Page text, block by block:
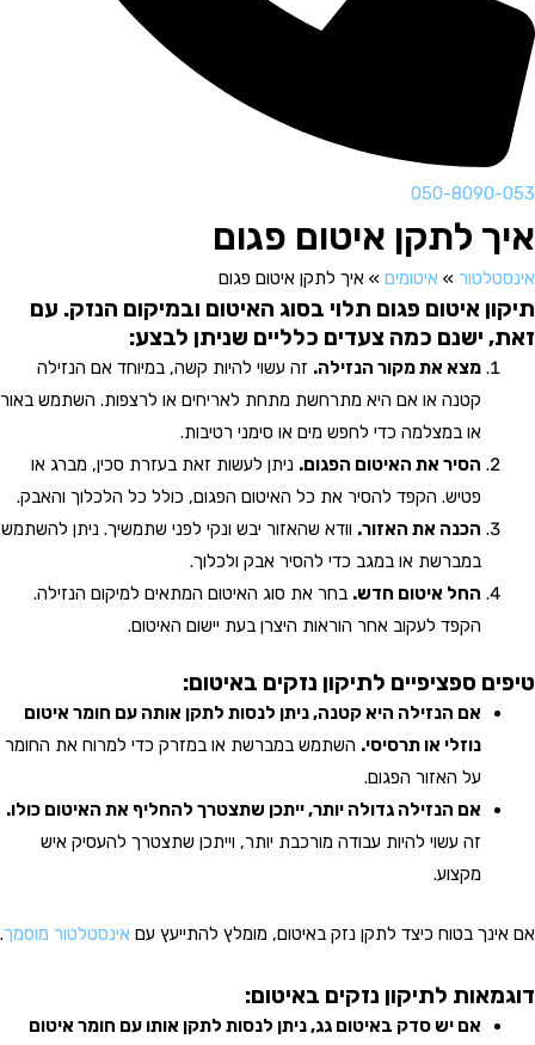
050-8090-053
איך לתקן איטום פגום
אינסטלטור » איטומים » איך לתקן איטום פגום
תיקון איטום פגום תלוי בסוג האיטום ובמיקום הנזק. עם
זאת, ישנם כמה צעדים כלליים שניתן לבצע:
מצא את מקור הנזילה. זה עשוי להיות קשה, במיוחד אם הנזילה
קטנה או אם היא מתרחשת מתחת לאריחים או לרצפות. השתמש באור
או במצלמה כדי לחפש מים או סימני רטיבות.
הסיר את האיטום הפגום. ניתן לעשות זאת בעזרת סכין, מברג או
פטיש. הקפד להסיר את כל האיטום הפגום, כולל כל הלכלוך והאבק.
הכנה את האזור. וודא שהאזור יבש ונקי לפני שתמשיך. ניתן להשתמש
במברשת או במגב כדי להסיר אבק ולכלוך.
החל איטום חדש. בחר את סוג האיטום המתאים למיקום הנזילה.
הקפד לעקוב אחר הוראות היצרן בעת יישום האיטום.
טיפים ספציפיים לתיקון נזקים באיטום:
אם הנזילה היא קטנה, ניתן לנסות לתקן אותה עם חומר איטום
נוזלי או תרסיסי. השתמש במברשת או במזרק כדי למרוח את החומר
על האזור הפגום.
אם הנזילה גדולה יותר, ייתכן שתצטרך להחליף את האיטום כולו.
זה עשוי להיות עבודה מורכבת יותר, וייתכן שתצטרך להעסיק איש
מקצוע.
אם אינך בטוח כיצד לתקן נזק באיטום, מומלץ להתייעץ עם אינסטלטור מוסמך.
דוגמאות לתיקון נזקים באיטום:
אם יש סדק באיטום גג, ניתן לנסות לתקן אותו עם חומר איטום